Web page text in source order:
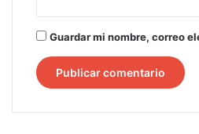
Guardar mi nombre, correo